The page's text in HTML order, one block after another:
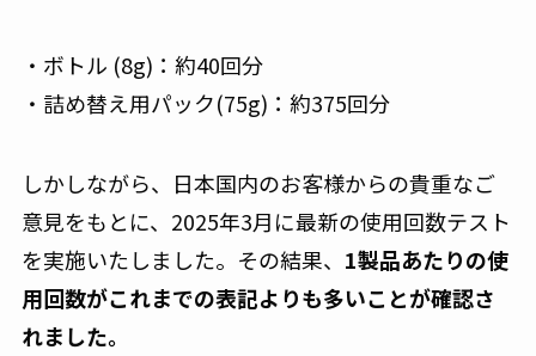
・ボトル (8g)：約40回分
・詰め替え用パック(75g)：約375回分
しかしながら、日本国内のお客様からの貴重なご
意見をもとに、2025年3月に最新の使用回数テスト
を実施いたしました。 その結果、 1製品あたりの使
用回数がこれまでの表記よりも多いことが確認さ
れました。